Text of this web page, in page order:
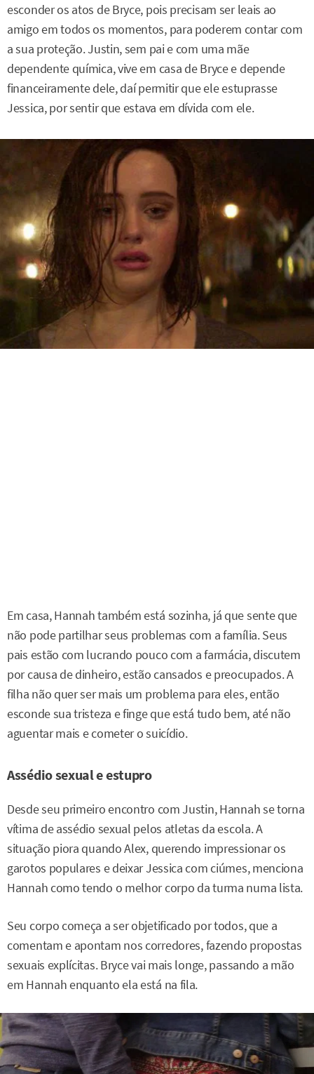
esconder os atos de Bryce, pois precisam ser leais ao
amigo em todos os momentos, para poderem contar com
a sua proteção. Justin, sem pai e com uma mãe
dependente química, vive em casa de Bryce e depende
financeiramente dele, daí permitir que ele estuprasse
Jessica, por sentir que estava em dívida com ele.
Em casa, Hannah também está sozinha, já que sente que
não pode partilhar seus problemas com a família. Seus
pais estão com lucrando pouco com a farmácia, discutem
por causa de dinheiro, estão cansados e preocupados. A
filha não quer ser mais um problema para eles, então
esconde sua tristeza e finge que está tudo bem, até não
aguentar mais e cometer o suicídio.
Assédio sexual e estupro
Desde seu primeiro encontro com Justin, Hannah se torna
vítima de assédio sexual pelos atletas da escola. A
situação piora quando Alex, querendo impressionar os
garotos populares e deixar Jessica com ciúmes, menciona
Hannah como tendo o melhor corpo da turma numa lista.
Seu corpo começa a ser objetificado por todos, que a
comentam e apontam nos corredores, fazendo propostas
sexuais explícitas. Bryce vai mais longe, passando a mão
em Hannah enquanto ela está na fila.